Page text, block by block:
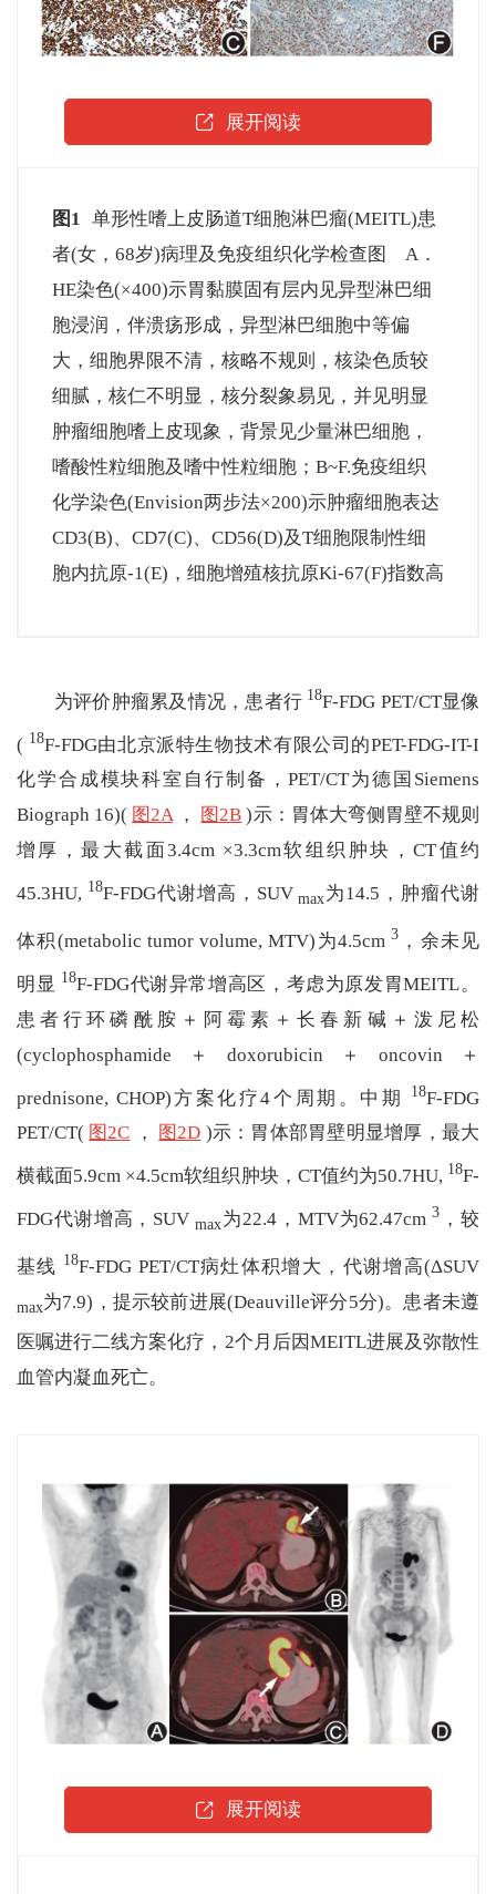
展开阅读
图1 单形性嗜上皮肠道T细胞淋巴瘤(MEITL)患
者(女，68岁)病理及免疫组织化学检查图 A．
HE染色(×400)示胃黏膜固有层内见异型淋巴细
胞浸润，伴溃疡形成，异型淋巴细胞中等偏
大，细胞界限不清，核略不规则，核染色质较
细腻，核仁不明显，核分裂象易见，并见明显
肿瘤细胞嗜上皮现象，背景见少量淋巴细胞，
嗜酸性粒细胞及嗜中性粒细胞；B~F.免疫组织
化学染色(Envision两步法×200)示肿瘤细胞表达
CD3(B)、CD7(C)、CD56(D)及T细胞限制性细
胞内抗原-1(E)，细胞增殖核抗原Ki-67(F)指数高
为评价肿瘤累及情况，患者行 18F-FDG PET/CT显像
( 18F-FDG由北京派特生物技术有限公司的PET-FDG-IT-I
化学合成模块科室自行制备，PET/CT为德国Siemens
Biograph 16)( 图2A ， 图2B )示：胃体大弯侧胃壁不规则
增厚，最大截面3.4cm ×3.3cm软组织肿块，CT值约
45.3HU, 18F-FDG代谢增高，SUVmax为14.5，肿瘤代谢
体积(metabolic tumor volume, MTV)为4.5cm 3 ，余未见
明显 18F-FDG代谢异常增高区，考虑为原发胃MEITL。
患者行环磷酰胺＋阿霉素＋长春新碱＋泼尼松
(cyclophosphamide＋doxorubicin＋oncovin＋
prednisone, CHOP)方案化疗4个周期。中期 18F-FDG
PET/CT( 图2C ， 图2D )示：胃体部胃壁明显增厚，最大
横截面5.9cm ×4.5cm软组织肿块，CT值约为50.7HU, 18F-
FDG代谢增高，SUVmax为22.4，MTV为62.47cm3 ，较
基线 18F-FDG PET/CT病灶体积增大，代谢增高(ΔSUV
max为7.9)，提示较前进展(Deauville评分5分)。患者未遵
医嘱进行二线方案化疗，2个月后因MEITL进展及弥散性
血管内凝血死亡。
展开阅读